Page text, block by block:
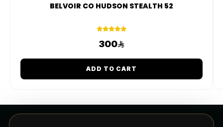
BELVOIR CO HUDSON STEALTH 52
300
ADD TO CART